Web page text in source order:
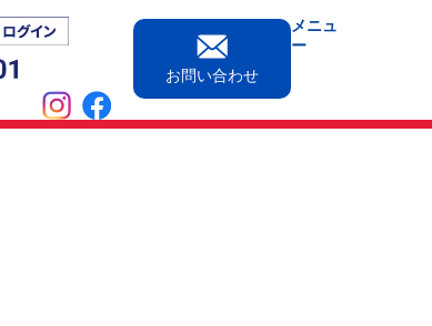
お問い合わせ
メニュ
ー